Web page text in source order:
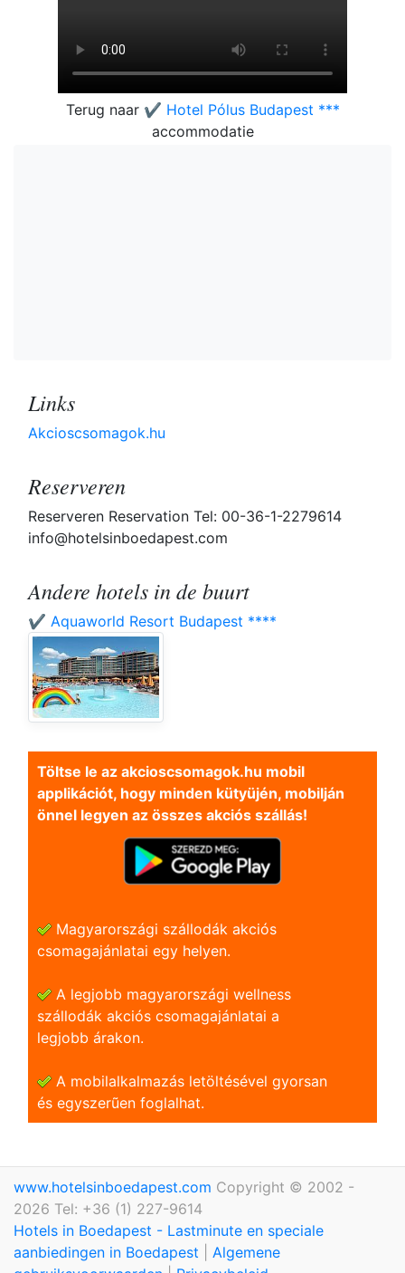
Terug naar ✔️ Hotel Pólus Budapest ***
accommodatie
Links
Akcioscsomagok.hu
Reserveren
Reserveren Reservation Tel: 00-36-1-2279614
info@hotelsinboedapest.com
Andere hotels in de buurt
✔️ Aquaworld Resort Budapest ****
Töltse le az akcioscsomagok.hu mobil
applikációt, hogy minden kütyüjén, mobilján
önnel legyen az összes akciós szállás!
Magyarországi szállodák akciós
csomagajánlatai egy helyen.
A legjobb magyarországi wellness
szállodák akciós csomagajánlatai a
legjobb árakon.
A mobilalkalmazás letöltésével gyorsan
és egyszerũen foglalhat.
www.hotelsinboedapest.com Copyright © 2002 -
2026 Tel: +36 (1) 227-9614
Hotels in Boedapest - Lastminute en speciale
aanbiedingen in Boedapest
Algemene